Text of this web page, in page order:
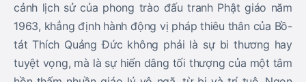
cảnh lịch sử của phong trào đấu tranh Phật giáo năm
1963, khẳng định hành động vị pháp thiêu thân của Bồ-
tát Thích Quảng Đức không phải là sự bi thương hay
tuyệt vọng, mà là sự hiến dâng tối thượng của một tâm